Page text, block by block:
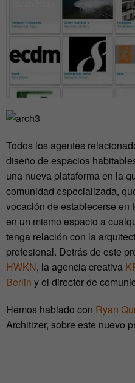
Todos los agentes
diseño de espacios
una nueva plataforma en la
comunidad especializada,
vocación de establecerse en
en un mismo espacio a
tenga relación con la
profesional. Detrás de este
HWKN, la agencia creativa
Berlin y el director de
Hemos hablado con Ryan
Architizer, sobre este nuevo